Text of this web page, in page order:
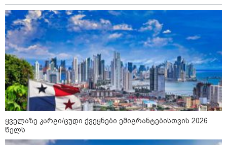
10:58 / 06-08-2026
"დადგება დრო და თქვენი დღევანდელი
"პოსტაობა" საკუთარ თავთან
შეგარცხვენთ... თქვენი შეცდომა არის
დანაშაულის ტოლფასი" - ეკა კუპატაძე
ნანუკა ჟორჟოლიანს
ყველაზე კარგი/ცუდი ქვეყნები ემიგრანტებისთვის 2026
წელს